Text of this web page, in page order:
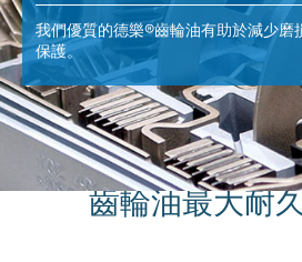
我們優質的德樂®齒輪油有助於減少磨
保護。
齒輪油最大耐